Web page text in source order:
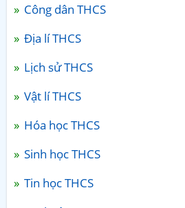
Công dân THCS
Địa lí THCS
Lịch sử THCS
Vật lí THCS
Hóa học THCS
Sinh học THCS
Tin học THCS